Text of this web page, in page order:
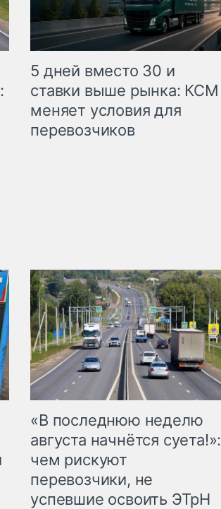
5 дней вместо 30 и
ставки выше рынка: КСМ
меняет условия для
перевозчиков
«В последнюю неделю
августа начнётся суета!»:
чем рискуют
перевозчики, не
успевшие освоить ЭТрН